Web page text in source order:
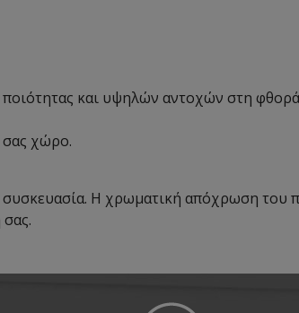
και υψηλών αντοχών στη
σας χώρο.
Η χρωματική απόχρωση του